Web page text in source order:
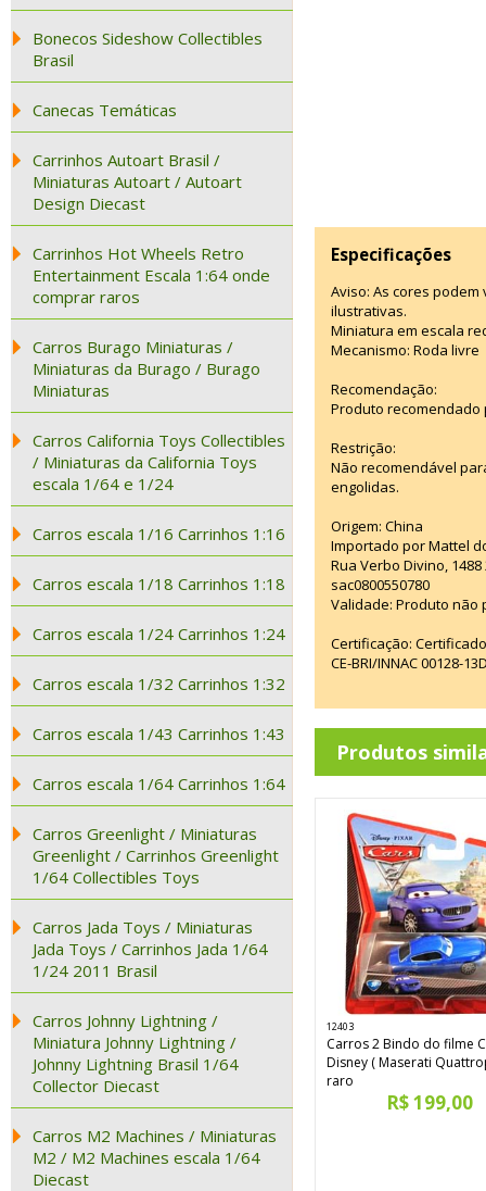
Bonecos Sideshow Collectibles
Brasil
Canecas Temáticas
Carrinhos Autoart Brasil /
Miniaturas Autoart / Autoart
Design Diecast
Carrinhos Hot Wheels Retro
Entertainment Escala 1:64 onde
comprar raros
Carros Burago Miniaturas /
Miniaturas da Burago / Burago
Miniaturas
Carros California Toys Collectibles
/ Miniaturas da California Toys
escala 1/64 e 1/24
Carros escala 1/16 Carrinhos 1:16
Carros escala 1/18 Carrinhos 1:18
Carros escala 1/24 Carrinhos 1:24
Carros escala 1/32 Carrinhos 1:32
Carros escala 1/43 Carrinhos 1:43
Carros escala 1/64 Carrinhos 1:64
Carros Greenlight / Miniaturas
Greenlight / Carrinhos Greenlight
1/64 Collectibles Toys
Carros Jada Toys / Miniaturas
Jada Toys / Carrinhos Jada 1/64
1/24 2011 Brasil
Carros Johnny Lightning /
Miniatura Johnny Lightning /
Johnny Lightning Brasil 1/64
Collector Diecast
Carros M2 Machines / Miniaturas
M2 / M2 Machines escala 1/64
Diecast
Especificações
Aviso: As cores
ilustrativas.
Miniatura em escala
Mecanismo: Roda livre
Recomendação:
Produto recomendado
Restrição:
Não recomendável
engolidas.
Origem: China
Importado por Mattel
Rua Verbo Divino,
sac0800550780
Validade: Produto não
Certificação:
CE-BRI/INNAC 00128-
Produtos
12403
Carros 2 Bindo do filme
Disney ( Maserati
raro
R$ 199,00